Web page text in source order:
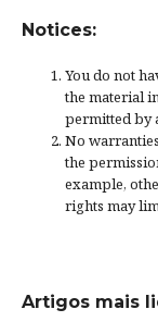
Notices:
You do not
the material
permitted by
No
the
example,
rights may
Artigos mais